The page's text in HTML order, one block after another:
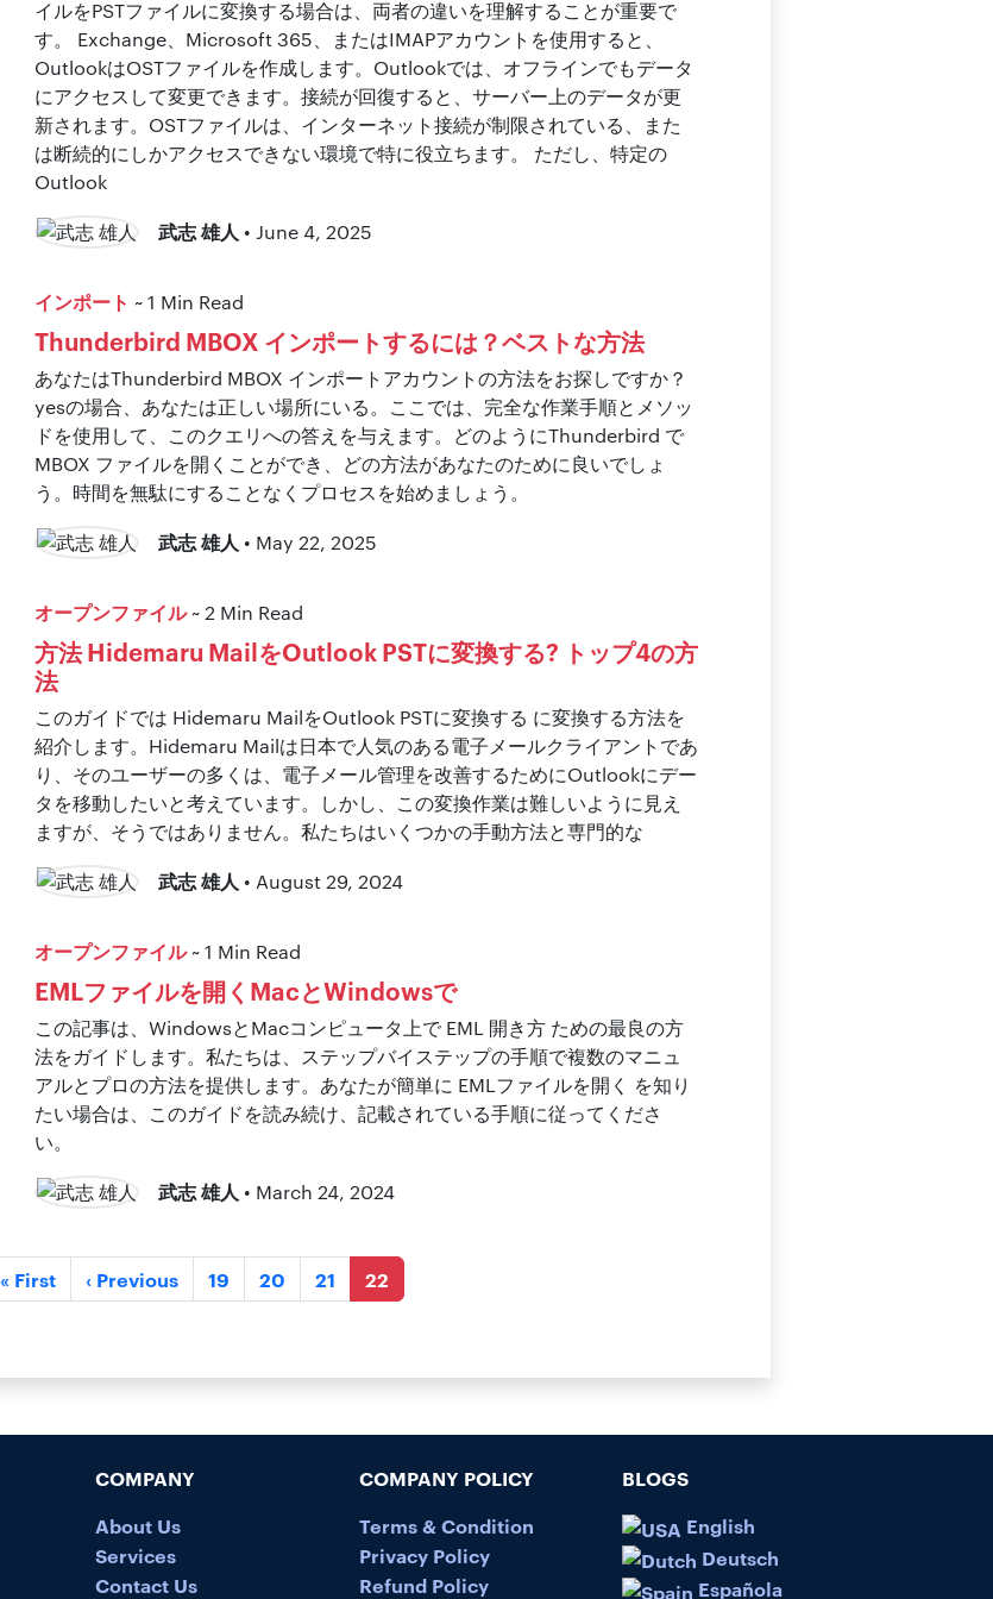
イルをPSTファイルに変換する場合は、両者の違いを理解することが重要で
す。 Exchange、Microsoft 365、またはIMAPアカウントを使用すると、
OutlookはOSTファイルを作成します。Outlookでは、オフラインでもデータ
にアクセスして変更できます。接続が回復すると、サーバー上のデータが更
新されます。OSTファイルは、インターネット接続が制限されている、また
は断続的にしかアクセスできない環境で特に役立ちます。 ただし、特定の
Outlook
武志 雄人 • June 4, 2025
インポート ~ 1 Min Read
Thunderbird MBOX インポートするには？ベストな方法
あなたはThunderbird MBOX インポートアカウントの方法をお探しですか？
yesの場合、あなたは正しい場所にいる。ここでは、完全な作業手順とメソッ
ドを使用して、このクエリへの答えを与えます。どのようにThunderbird で
MBOX ファイルを開くことができ、どの方法があなたのために良いでしょ
う。時間を無駄にすることなくプロセスを始めましょう。
武志 雄人 • May 22, 2025
オープンファイル~ 2 Min Read
方法 Hidemaru MailをOutlook PSTに変換する? トップ4の方
法
このガイドでは Hidemaru MailをOutlook PSTに変換する に変換する方法を
紹介します。Hidemaru Mailは日本で人気のある電子メールクライアントであ
り、そのユーザーの多くは、電子メール管理を改善するためにOutlookにデー
タを移動したいと考えています。しかし、この変換作業は難しいように見え
ますが、そうではありません。私たちはいくつかの手動方法と専門的な
武志 雄人 • August 29, 2024
オープンファイル~ 1 Min Read
EMLファイルを開くMacとWindowsで
この記事は、WindowsとMacコンピュータ上で EML 開き方 ための最良の方
法をガイドします。私たちは、ステップバイステップの手順で複数のマニュ
アルとプロの方法を提供します。あなたが簡単に EMLファイルを開く を知り
たい場合は、このガイドを読み続け、記載されている手順に従ってくださ
い。
武志 雄人 • March 24, 2024
« First ‹ Previous 19 20 21 22
COMPANY
About Us
Services
Contact Us
COMPANY POLICY
Terms & Condition
Privacy Policy
Refund Policy
BLOGS
English
Deutsch
Española